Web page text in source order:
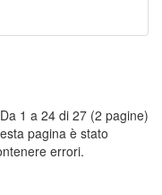
Da 1 a 24 di 27 (2 pagine)
pagina è stato
errori.